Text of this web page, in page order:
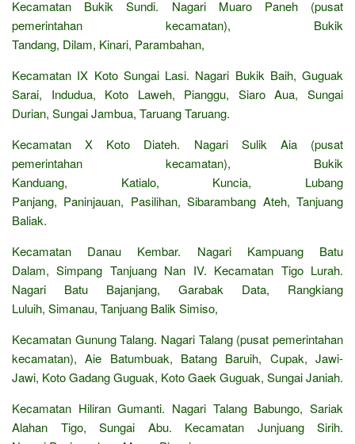
Kecamatan Bukik Sundi. Nagari Muaro Paneh (pusat
pemerintahan kecamatan), Bukik
Tandang, Dilam, Kinari, Parambahan,
Kecamatan IX Koto Sungai Lasi. Nagari Bukik Baih, Guguak
Sarai, Indudua, Koto Laweh, Pianggu, Siaro Aua, Sungai
Durian, Sungai Jambua, Taruang Taruang.
Kecamatan X Koto Diateh. Nagari Sulik Aia (pusat
pemerintahan kecamatan), Bukik
Kanduang, Katialo, Kuncia, Lubang
Panjang, Paninjauan, Pasilihan, Sibarambang Ateh, Tanjuang
Baliak.
Kecamatan Danau Kembar. Nagari Kampuang Batu
Dalam, Simpang Tanjuang Nan IV. Kecamatan Tigo Lurah.
Nagari Batu Bajanjang, Garabak Data, Rangkiang
Luluih, Simanau, Tanjuang Balik Simiso,
Kecamatan Gunung Talang. Nagari Talang (pusat pemerintahan
kecamatan), Aie Batumbuak, Batang Baruih, Cupak, Jawi-
Jawi, Koto Gadang Guguak, Koto Gaek Guguak, Sungai Janiah.
Kecamatan Hiliran Gumanti. Nagari Talang Babungo, Sariak
Alahan Tigo, Sungai Abu. Kecamatan Junjuang Sirih.